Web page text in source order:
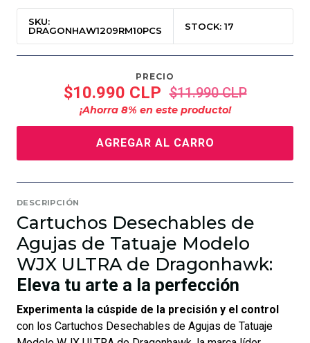
SKU:
DRAGONHAW1209RM10PCS
STOCK: 17
PRECIO
$10.990 CLP $11.990 CLP
¡Ahorra 8% en este producto!
AGREGAR AL CARRO
DESCRIPCIÓN
Cartuchos Desechables de
Agujas de Tatuaje Modelo
WJX ULTRA de Dragonhawk:
Eleva tu arte a la perfección
Experimenta la cúspide de la precisión y el control
con los Cartuchos Desechables de Agujas de Tatuaje